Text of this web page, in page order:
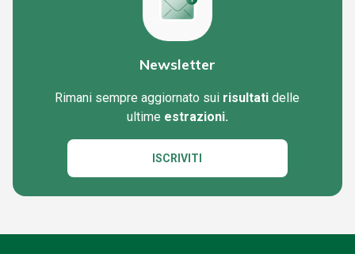
Newsletter
Rimani sempre aggiornato sui risultati delle
ultime estrazioni.
ISCRIVITI